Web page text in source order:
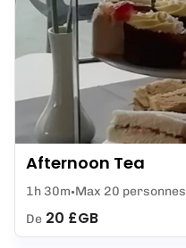
Afternoon Tea
1h 30m Max 20 personnes
De 20 £GB